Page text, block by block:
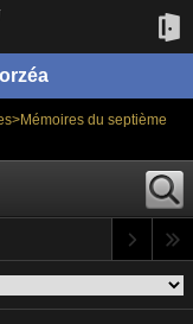
du septième